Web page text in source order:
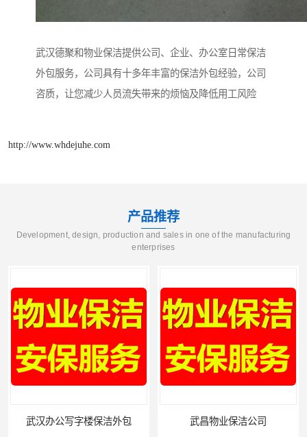
武汉德聚和物业保洁提供公司、企业、办公室日常保洁
外包服务，公司具有十多年丰富的保洁外包经验，公司
咨质，让您减少人员流失带来的烦恼及降低用工风险
http://www.whdejuhe.com
产品推荐
Development, design, production and sales in one of the manufacturing
enterprises
武昌物业保洁公司 武昌专业物业保洁